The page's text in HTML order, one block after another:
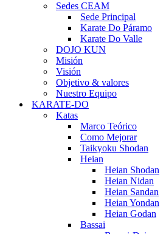
Sedes CEAM
Sede Principal
Karate Do Páramo
Karate Do Valle
DOJO KUN
Misión
Visión
Objetivo & valores
Nuestro Equipo
KARATE-DO
Katas
Marco Teórico
Como Mejorar
Taikyoku Shodan
Heian
Heian Shodan
Heian Nidan
Heian Sandan
Heian Yondan
Heian Godan
Bassai